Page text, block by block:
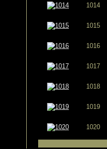
1014
1015
1016
1017
1018
1019
1020